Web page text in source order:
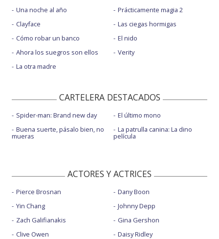
Una noche al año
Clayface
Cómo robar un banco
Ahora los suegros son ellos
La otra madre
Prácticamente magia 2
Las ciegas hormigas
El nido
Verity
CARTELERA DESTACADOS
Spider-man: Brand new day
Buena suerte, pásalo bien, no
mueras
El último mono
La patrulla canina: La dino
película
ACTORES Y ACTRICES
Pierce Brosnan
Yin Chang
Zach Galifianakis
Clive Owen
Dany Boon
Johnny Depp
Gina Gershon
Daisy Ridley